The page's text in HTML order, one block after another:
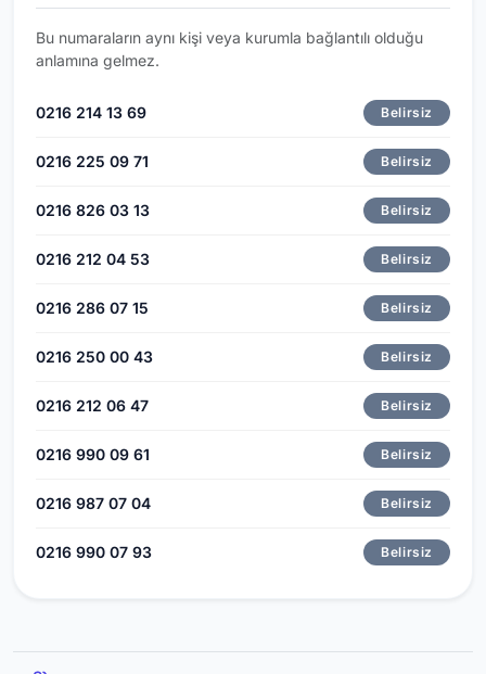
Bu numaraların aynı kişi veya kurumla bağlantılı olduğu
anlamına gelmez.
0216 214 13 69 Belirsiz
0216 225 09 71 Belirsiz
0216 826 03 13 Belirsiz
0216 212 04 53 Belirsiz
0216 286 07 15 Belirsiz
0216 250 00 43 Belirsiz
0216 212 06 47 Belirsiz
0216 990 09 61 Belirsiz
0216 987 07 04 Belirsiz
0216 990 07 93 Belirsiz